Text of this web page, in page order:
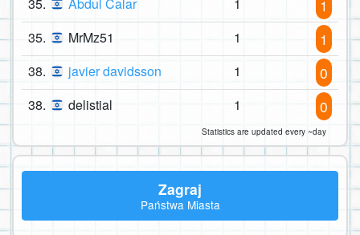
35. Abdul Calar 1 1
35. MrMz51 1 1
38. javier davidsson 1 0
38. delistial 1 0
Statistics are updated every ~day
Zagraj
Państwa Miasta